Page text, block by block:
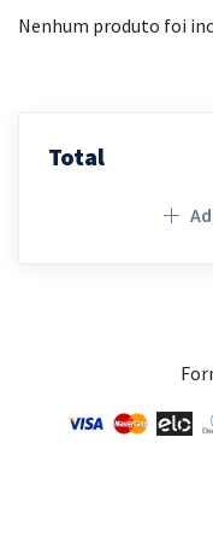
Nenhum produto foi
Total